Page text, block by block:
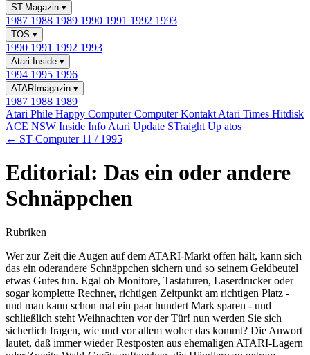
ST-Magazin ▾
1987 1988 1989 1990 1991 1992 1993
TOS ▾
1990 1991 1992 1993
Atari Inside ▾
1994 1995 1996
ATARImagazin ▾
1987 1988 1989
Atari Phile Happy ComputerComputer Kontakt Atari Times Hitdisk
ACE NSW Inside Info Atari Update STraight Up atos
← ST-Computer 11 / 1995
Editorial: Das ein oder andere
Schnäppchen
Rubriken
Wer zur Zeit die Augen auf dem ATARI-Markt offen hält, kann sich
das ein oderandere Schnäppchen sichern und so seinem Geldbeutel
etwas Gutes tun. Egal ob Monitore, Tastaturen, Laserdrucker oder
sogar komplette Rechner, richtigen Zeitpunkt am richtigen Platz -
und man kann schon mal ein paar hundert Mark sparen - und
schließlich steht Weihnachten vor der Tür! nun werden Sie sich
sicherlich fragen, wie und vor allem woher das kommt? Die Anwort
lautet, daß immer wieder Restposten aus ehemaligen ATARI-Lagern